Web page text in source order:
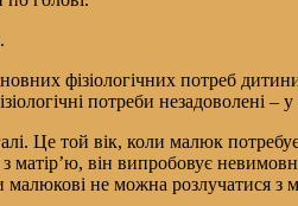
фізіологічних потреб
потреби незадоволені –
Це той вік, коли малюк
він випробовує невимовну
не можна розлучатися з